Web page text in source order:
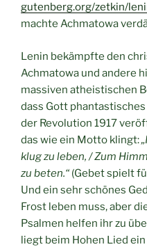
gutenberg.org/zetkin/
machte Achmatowa
Lenin bekämpfte den
Achmatowa und andere
massiven atheistischen
dass Gott
der Revolution 1917
das wie ein Motto klingt:
klug zu leben, / Zum
zu beten.“ (Gebet spielt
Und ein sehr schönes
Frost leben muss, aber
Psalmen helfen ihr zu
liegt beim Hohen Lied